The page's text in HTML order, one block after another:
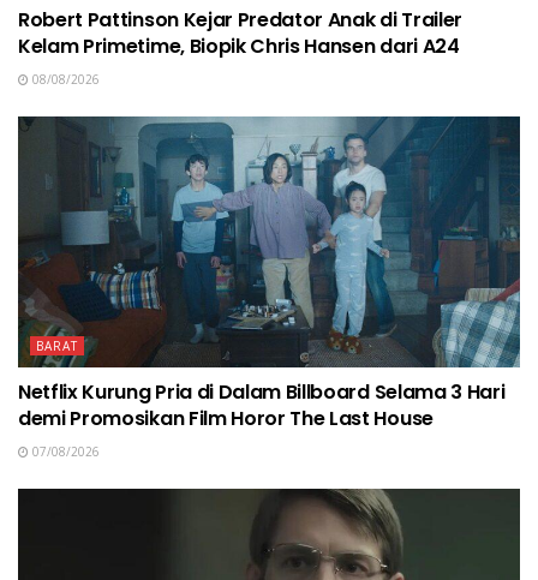
Robert Pattinson Kejar Predator Anak di Trailer
Kelam Primetime, Biopik Chris Hansen dari A24
08/08/2026
BARAT
Netflix Kurung Pria di Dalam Billboard Selama 3 Hari
demi Promosikan Film Horor The Last House
07/08/2026